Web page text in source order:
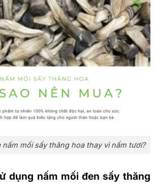
nấm mối sấy thăng hoa thay vì nấm tươi?
dụng nấm mối đen sấy thăng